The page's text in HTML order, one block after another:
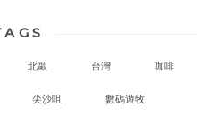
北歐 台灣 咖啡
尖沙咀 數碼遊牧